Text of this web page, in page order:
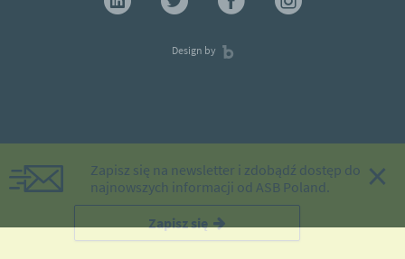
Zapisz się na newsletter i zdobądź dostęp do
najnowszych informacji od ASB Poland.
Zapisz się
×
Design by